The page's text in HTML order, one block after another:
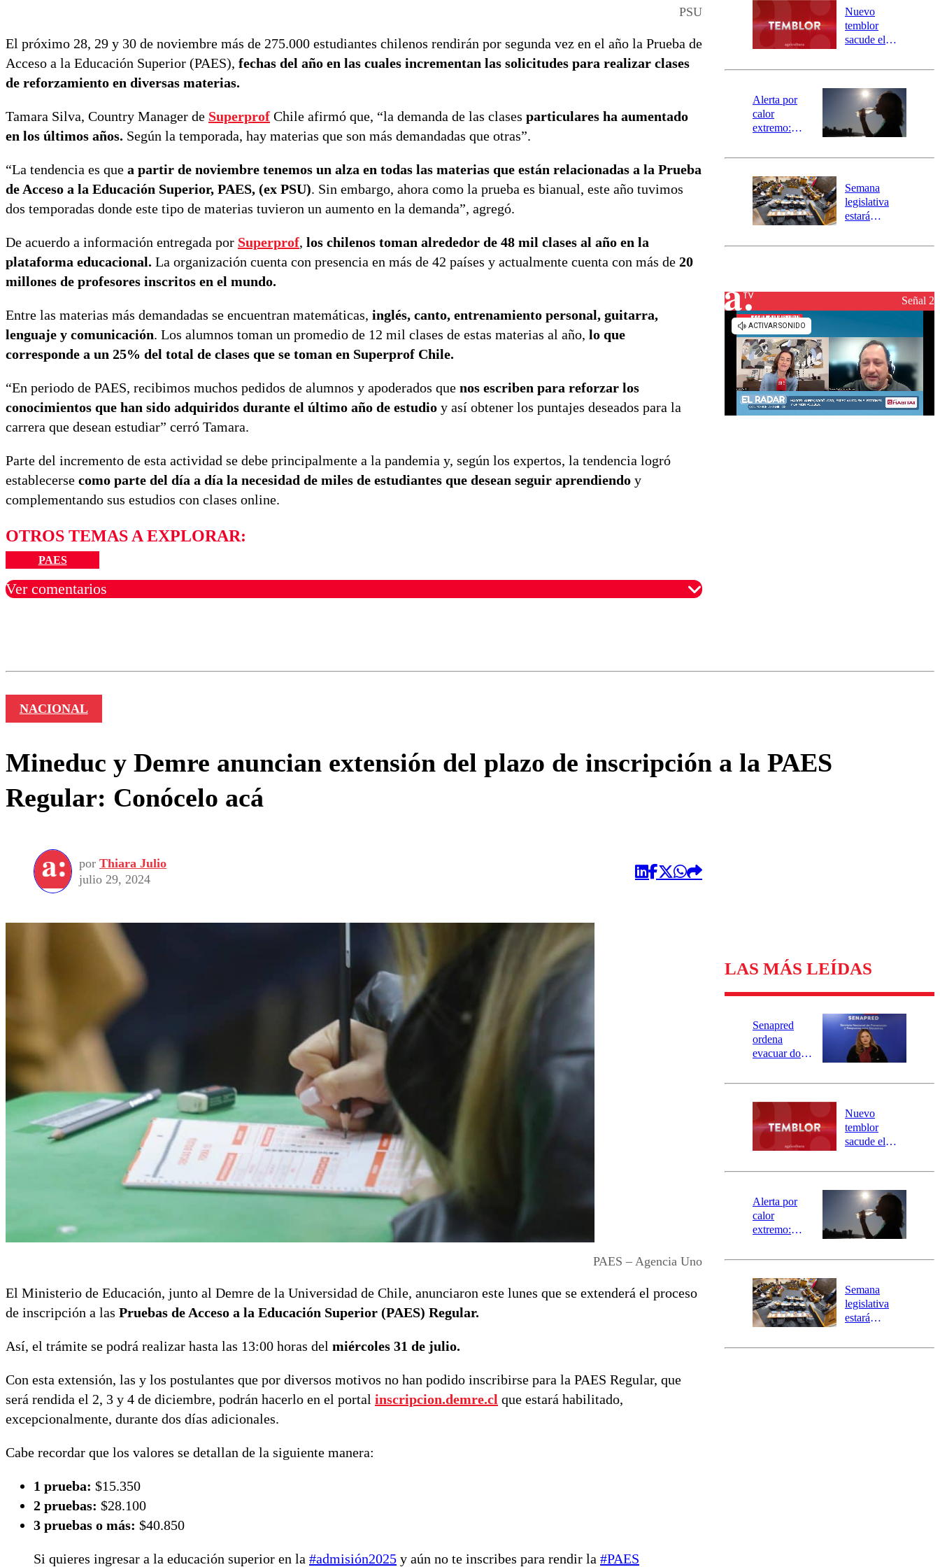
PSU
El próximo 28, 29 y 30 de noviembre más de 275.000 estudiantes chilenos rendirán por segunda vez en el año la Prueba de
Acceso a la Educación Superior (PAES), fechas del año en las cuales incrementan las solicitudes para realizar clases
de reforzamiento en diversas materias.
Tamara Silva, Country Manager de Superprof Chile afirmó que, “la demanda de las clases particulares ha aumentado
en los últimos años. Según la temporada, hay materias que son más demandadas que otras”.
“La tendencia es que a partir de noviembre tenemos un alza en todas las materias que están relacionadas a la Prueba
de Acceso a la Educación Superior, PAES, (ex PSU). Sin embargo, ahora como la prueba es bianual, este año tuvimos
dos temporadas donde este tipo de materias tuvieron un aumento en la demanda”, agregó.
De acuerdo a información entregada por Superprof, los chilenos toman alrededor de 48 mil clases al año en la
plataforma educacional. La organización cuenta con presencia en más de 42 países y actualmente cuenta con más de 20
millones de profesores inscritos en el mundo.
Entre las materias más demandadas se encuentran matemáticas, inglés, canto, entrenamiento personal, guitarra,
lenguaje y comunicación. Los alumnos toman un promedio de 12 mil clases de estas materias al año, lo que
corresponde a un 25% del total de clases que se toman en Superprof Chile.
“En periodo de PAES, recibimos muchos pedidos de alumnos y apoderados que nos escriben para reforzar los
conocimientos que han sido adquiridos durante el último año de estudio y así obtener los puntajes deseados para la
carrera que desean estudiar” cerró Tamara.
Parte del incremento de esta actividad se debe principalmente a la pandemia y, según los expertos, la tendencia logró
establecerse como parte del día a día la necesidad de miles de estudiantes que desean seguir aprendiendo y
complementando sus estudios con clases online.
OTROS TEMAS A EXPLORAR:
PAES
Ver comentarios
río Damas:
activa
mensajería
SAE
Nuevo
temblor
sacude el
revisa la
epicentro
Alerta por
calor
extremo:
activa Alerta
Preventiva en
tres comunas
Semana
legislativa
estará
el fin de la
reconstrucciónSeñal 2
NACIONAL
Mineduc y Demre anuncian extensión del plazo de inscripción a la PAES
Regular: Conócelo acá
por Thiara Julio
julio 29, 2024
PAES – Agencia Uno
El Ministerio de Educación, junto al Demre de la Universidad de Chile, anunciaron este lunes que se extenderá el proceso
de inscripción a las Pruebas de Acceso a la Educación Superior (PAES) Regular.
Así, el trámite se podrá realizar hasta las 13:00 horas del miércoles 31 de julio.
Con esta extensión, las y los postulantes que por diversos motivos no han podido inscribirse para la PAES Regular, que
será rendida el 2, 3 y 4 de diciembre, podrán hacerlo en el portal inscripcion.demre.cl que estará habilitado,
excepcionalmente, durante dos días adicionales.
Cabe recordar que los valores se detallan de la siguiente manera:
1 prueba: $15.350
2 pruebas: $28.100
3 pruebas o más: $40.850
Si quieres ingresar a la educación superior en la #admisión2025 y aún no te inscribes para rendir la #PAES
LAS MÁS LEÍDAS
Senapred
ordena
evacuar dos
Carahue por
río Damas:
activa
mensajería
SAE
Nuevo
temblor
sacude el
revisa la
epicentro
Alerta por
calor
extremo:
activa Alerta
Preventiva en
tres comunas
Semana
legislativa
estará
el fin de la